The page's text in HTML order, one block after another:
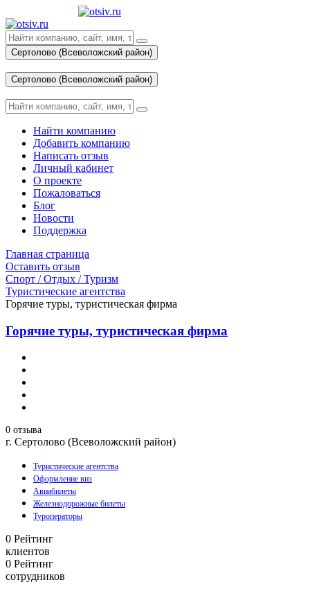
Сертолово (Всеволожский район)
Сертолово (Всеволожский район)
Найти компанию
Добавить компанию
Написать отзыв
Личный кабинет
О проекте
Пожаловаться
Блог
Новости
Поддержка
Главная страница
Оставить отзыв
Спорт / Отдых / Туризм
Туристические агентства
Горячие туры, туристическая фирма
Горячие туры, туристическая фирма
0 отзыва
г. Сертолово (Всеволожский район)
Туристические агентства
Оформление виз
Авиабилеты
Железнодорожные билеты
Туроператоры
0 Рейтинг
клиентов
0 Рейтинг
сотрудников